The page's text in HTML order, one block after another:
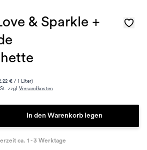
& Sparkle +
€ / 1 Liter)
zzgl.Versandkosten
In den Warenkorb legen
ca. 1 - 3 Werktage